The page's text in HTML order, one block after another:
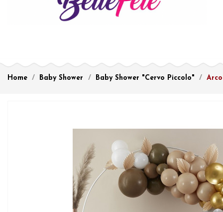
Home Baby Shower Baby Shower "Cervo Piccolo"